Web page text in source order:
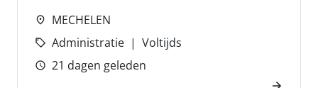
MECHELEN
Administratie
Voltijds
21 dagen geleden